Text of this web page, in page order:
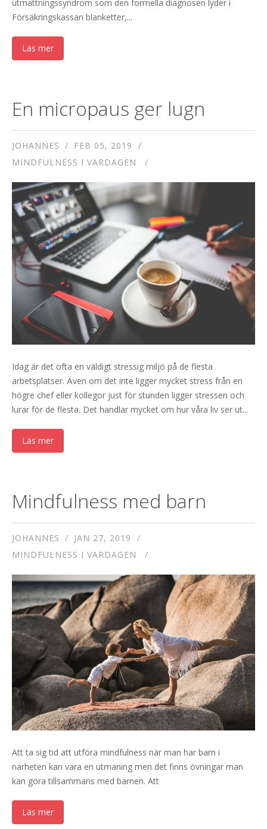
utmattningssyndrom som den formella diagnosen lyder i
Försäkringskassan blanketter,...
Läs mer
En micropaus ger lugn
JOHANNES
FEB 05, 2019
MINDFULNESS I VARDAGEN
Idag är det ofta en väldigt stressig miljö på de flesta
arbetsplatser. Även om det inte ligger mycket stress från en
högre chef eller kollegor just för stunden ligger stressen och
lurar för de flesta. Det handlar mycket om hur våra liv ser ut...
Läs mer
Mindfulness med barn
JOHANNES
JAN 27, 2019
MINDFULNESS I VARDAGEN
Att ta sig tid att utföra mindfulness när man har barn i
närheten kan vara en utmaning men det finns övningar man
kan göra tillsammans med barnen. Att
Läs mer